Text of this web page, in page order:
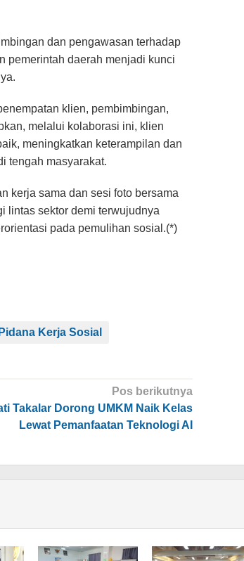
dan pengawasan terhadap
pemerintah daerah menjadi kunci
klien, pembimbingan,
melalui kolaborasi ini, klien
meningkatkan keterampilan dan
tengah masyarakat.
kerja sama dan sesi foto bersama
lintas sektor demi terwujudnya
pada pemulihan sosial.(*)
Pidana Kerja Sosial
Pos berikutnya
Takalar Dorong UMKM Naik Kelas
Lewat Pemanfaatan Teknologi AI